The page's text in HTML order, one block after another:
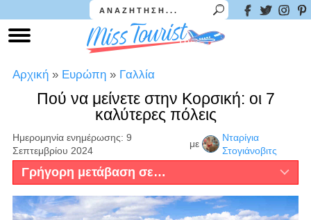
Αρχική » Ευρώπη » Γαλλία
Πού να μείνετε στην Κορσική: οι 7
καλύτερες πόλεις
Ημερομηνία ενημέρωσης: 9
Σεπτεμβρίου 2024
με
Νταρίγια
Στογιάνοβιτς
Γρήγορη μετάβαση σε…